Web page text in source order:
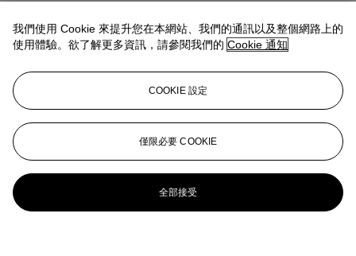
我們使用 Cookie 來提升您在本網站、我們的通訊以及整個網路上的
使用體驗。欲了解更多資訊，請參閱我們的 Cookie 通知
COOKIE 設定
僅限必要 COOKIE
全部接受